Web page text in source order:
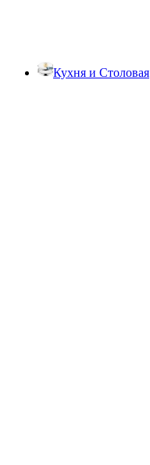
Кухня и Столовая